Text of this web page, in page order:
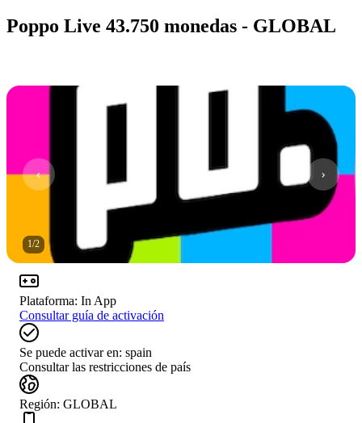
Poppo Live 43.750 monedas - GLOBAL
1/2
Plataforma: In App
Consultar guía de activación
Se puede activar en: spain
Consultar las restricciones de país
Región: GLOBAL